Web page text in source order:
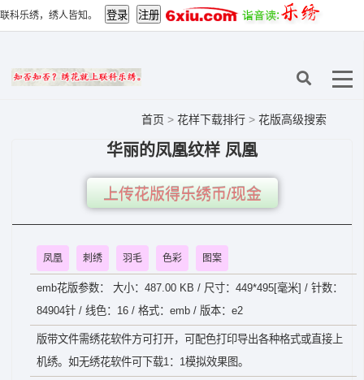
联科乐绣，绣人皆知。
首页 > 花样下载排行 > 花版高级搜索
华丽的凤凰纹样 凤凰
上传花版得乐绣币/现金
凤凰 刺绣 羽毛 色彩 图案
emb花版参数： 大小：487.00 KB / 尺寸：449*495[毫米] / 针数：
84904针 / 线色：16 / 格式：emb / 版本：e2
版带文件需绣花软件方可打开，可配色打印导出各种格式或直接上
机绣。如无绣花软件可下载1：1模拟效果图。